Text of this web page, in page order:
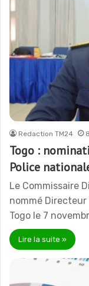
Redaction TM24
Togo :
Police
Le Commissaire
nommé
Togo le 7
Lire la suite »